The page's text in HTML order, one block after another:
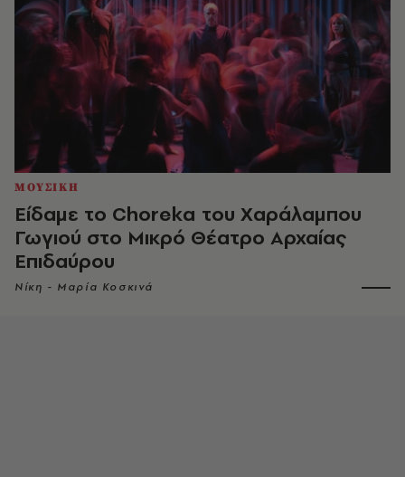
ΜΟΥΣΙΚΗ
Είδαμε το Choreka του Χαράλαμπου
Γωγιού στο Μικρό Θέατρο Αρχαίας
Επιδαύρου
Νίκη - Μαρία Κοσκινά